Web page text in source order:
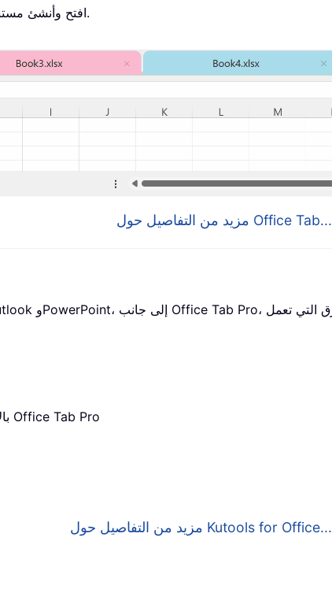
افتح وأنشئ مستندات متعددة في علامات تبويب جديدة داخل النافذة نفسها، بدلاً من فتح نوافذ جديدة.
مزيد من التفاصيل حول Office Tab...
— إضافات Excel وWord وOutlook وPowerPoint بالإضافة إلى Office Tab Pro
مزيد من التفاصيل حول Kutools for Office...